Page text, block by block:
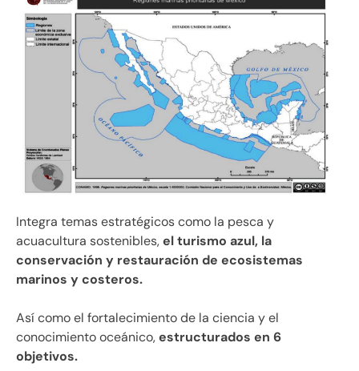
Integra temas estratégicos como la pesca y
acuacultura sostenibles,el turismo azul, la
conservación y restauración de ecosistemas
marinos y costeros.
Así como el fortalecimiento de la ciencia y el
conocimiento oceánico,estructurados en 6
objetivos.